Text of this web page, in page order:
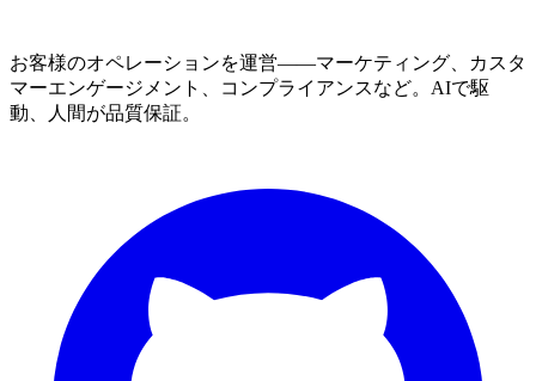
お客様のオペレーションを運営——マーケティング、カスタ
マーエンゲージメント、コンプライアンスなど。AIで駆
動、人間が品質保証。